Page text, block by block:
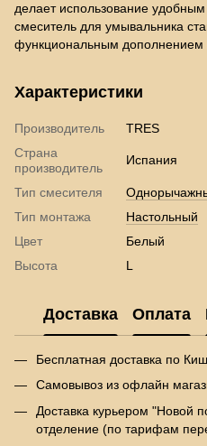
делает использование
смеситель для умывальника
функциональным дополнением
Характеристики
Производитель
TRES
Страна
производитель
Испания
Тип смесителя
Тип монтажа
Настольный
Цвет
Белый
Высота
L
Доставка Оплата
Бесплатная доставка по
Самовывоз из офлайн
Доставка курьером "Новой
отделение (по тарифам